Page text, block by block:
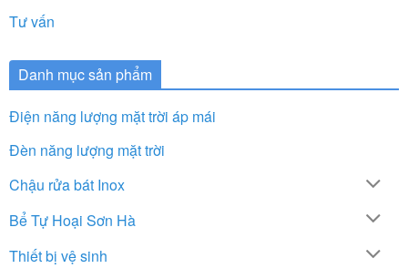
Tư vấn
Danh mục sản phẩm
Điện năng lượng mặt trời áp mái
Đèn năng lượng mặt trời
Chậu rửa bát Inox
Bể Tự Hoại Sơn Hà
Thiết bị vệ sinh